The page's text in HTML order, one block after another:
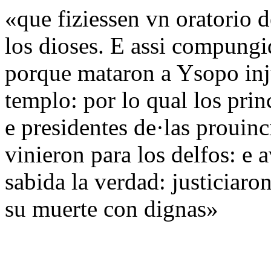
«que fiziessen vn oratorio
los dioses. E assi
porque mataron a Ysopo
templo: por lo qual los
e presidentes de·las
vinieron para los delfos: e
sabida la verdad:
su muerte con dignas»